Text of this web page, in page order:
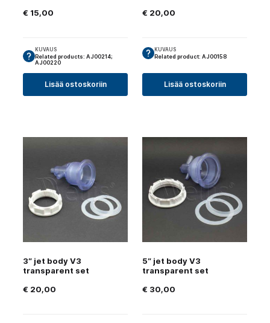
€ 15,00
KUVAUS
Related products: AJ00214;
AJ00220
Lisää ostoskoriin
€ 20,00
KUVAUS
Related product: AJ00158
Lisää ostoskoriin
3″ jet body V3
transparent set
€ 20,00
5″ jet body V3
transparent set
€ 30,00